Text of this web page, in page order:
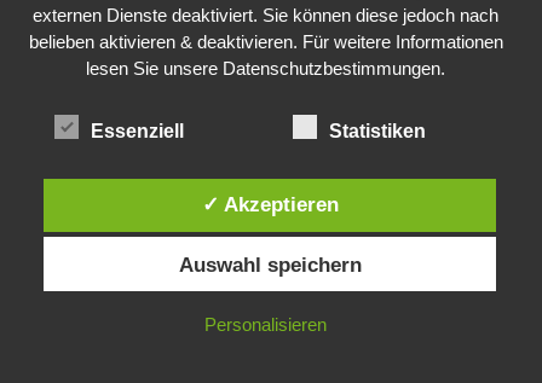
Dokumentationen
Editor's Picks
English articles
Fake Barrister
Fauna
Diese Website verwendet Cookies. Durch die weitere Nutzung dieser
Website stimmst du der Verwendung von Cookies zu.
IN ORDNUNG
externen Dienste deaktiviert. Sie können diese jedoch nach
belieben aktivieren & deaktivieren. Für weitere Informationen
lesen Sie unsere Datenschutzbestimmungen.
Essenziell Statistiken
✓ Akzeptieren
Auswahl speichern
Personalisieren